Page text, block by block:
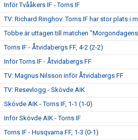
Inför Tvååkers IF - Torns IF
TV: Richard Ringhov: Torns IF har stor plats i
Tobbe är uttagen till matchen
Torns IF - Åtvidabergs FF, 4-2 (2-2)
Inför Torns IF - Åtvidabergs FF
TV: Magnus Nilsson inför Åtvidabergs FF
TV: Resevlogg - Skövde AIK
Skövde AIK - Torns IF, 1-1 (1-0)
Inför Skövde AIK - Torns IF
Torns IF - Husqvarna FF, 1-3 (0-1)